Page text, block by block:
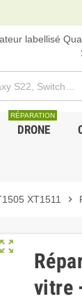
labellisé
DRONE
RÉPARATION
XT1511 chevron_right
zoom_out_map
vitre